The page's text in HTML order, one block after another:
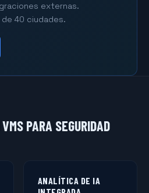
externas.
40 ciudades.
PARA SEGURIDAD
ANALÍTICA DE IA